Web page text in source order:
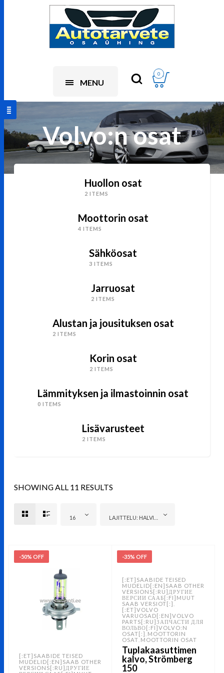
MENU
0
Volvo:n osat
Huollon osat
2 ITEMS
Moottorin osat
4 ITEMS
Sähköosat
3 ITEMS
Jarruosat
2 ITEMS
Alustan ja jousituksen osat
2 ITEMS
Korin osat
2 ITEMS
Lämmityksen ja ilmastoinnin osat
0 ITEMS
Lisävarusteet
2 ITEMS
SHOWING ALL 11 RESULTS
16
-50% OFF
[:ET]SAABIDE TEISED
MUDELID[:EN]SAAB OTHER
VERSIONS[:RU]ДРУГИЕ
-35% OFF
[:ET]SAABIDE TEISED
MUDELID[:EN]SAAB OTHER
VERSIONS[:RU]ДРУГИЕ
ВЕРСИИ СААБ[:FI]MUUT
SAAB VERSIOT[:]
[:ET]VOLVO
VARUOSAD[:EN]VOLVO
PARTS[:RU]ЗАПЧАСТИ ДЛЯ
ВОЛЬВО[:FI]VOLVO:N
OSAT[:]
MOOTTORIN
OSAT MOOTTORIN OSAT
Tuplakaasuttimen
kalvo, Strömberg
150